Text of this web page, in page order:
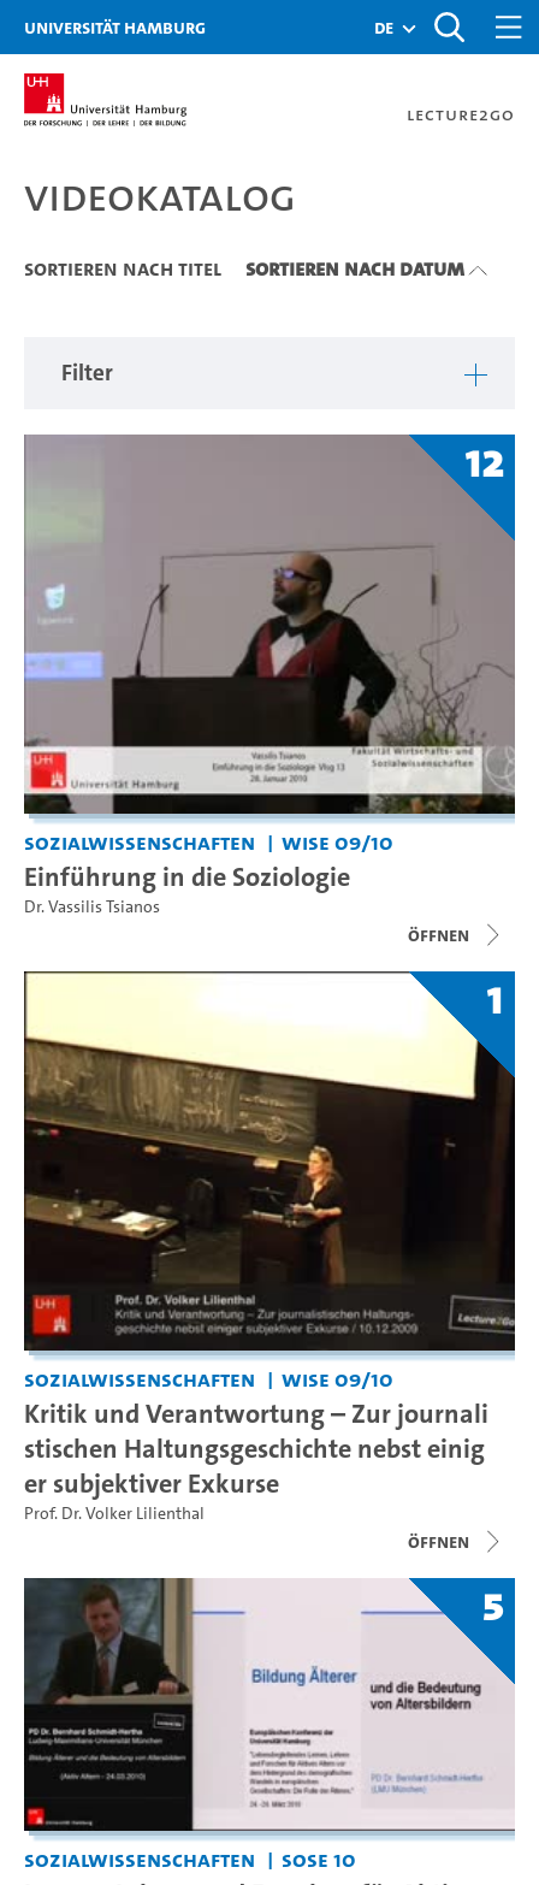
Zu den Filtern
Zur Metanavigation
Zur Hauptnavigation
Zur Suche
Zum Inhalt
Zum Seitenfuss
Universität Hamburg de
Lecture2Go
Videokatalog
Videokatalog
Sortieren nach Titel Sortieren nach Datum
Filter
12
Sozialwissenschaften WiSe 09/10
Einführung in die Soziologie
Dr. Vassilis Tsianos
Öffnen
1
Sozialwissenschaften WiSe 09/10
Kritik und Verantwortung – Zur journali
stischen Haltungsgeschichte nebst einig
er subjektiver Exkurse
Prof. Dr. Volker Lilienthal
Öffnen
5
Sozialwissenschaften SoSe 10